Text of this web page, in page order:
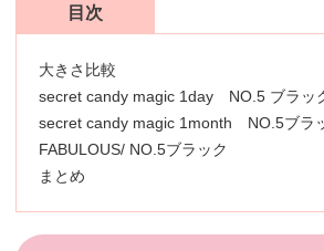
目次
大きさ比較
secret candy magic 1day NO.5 ブラッ
secret candy magic 1month NO.5ブラ
FABULOUS/ NO.5ブラック
まとめ